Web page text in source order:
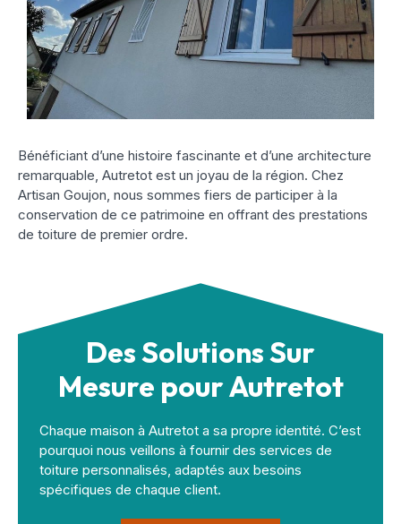
Bénéficiant d’une histoire fascinante et d’une architecture
remarquable, Autretot est un joyau de la région. Chez
Artisan Goujon, nous sommes fiers de participer à la
conservation de ce patrimoine en offrant des prestations
de toiture de premier ordre.
Des Solutions Sur
Mesure pour Autretot
Chaque maison à Autretot a sa propre identité. C’est
pourquoi nous veillons à fournir des services de
toiture personnalisés, adaptés aux besoins
spécifiques de chaque client.